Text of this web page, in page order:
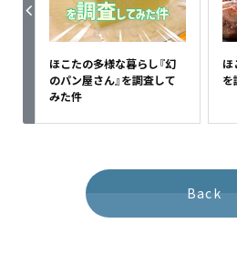
ほこたの多様な暮らし『幻
のパン屋さん』を調査して
みた件
ほ
を
Back